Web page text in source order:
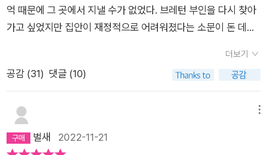
억 때문에 그 곳에서 지낼 수가 없었다. 브레턴 부인을 다시 찾아
가고 싶었지만 집안이 재정적으로 어려워졌다는 소문이 돈 데다
사가 일거리를 찾는다고 하여 찾아간다. '쉬운 일은 아닐 거야.' 그
녀는 솔직하게 말했다. '내게 꼼꼼하게 주의를 기울여야 하고 거
하면 견딜만할지도 모르지.'나는 곰곰이 생각했다. 물론 그만하면
견딜 만해 보이는 게 마땅하다고 속으로 생각했다. 그러나 운명이
란 알 수 없는 것이어서 어쩌면 견딜 수 없을지도 몰랐다. 여기 이
더보기
공감 (31) 댓글 (10)
벌새 2022-11-21